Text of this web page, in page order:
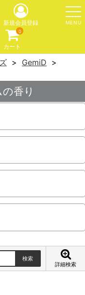
MENU
新規会員登録
カート
0
GemiD
香り
詳細検索